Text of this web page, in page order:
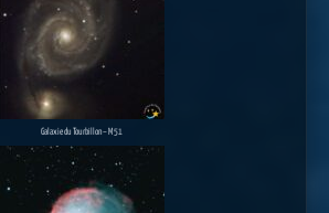
Galaxie du Tourbillon – M 51